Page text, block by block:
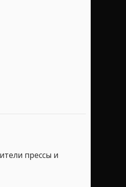
прессы и